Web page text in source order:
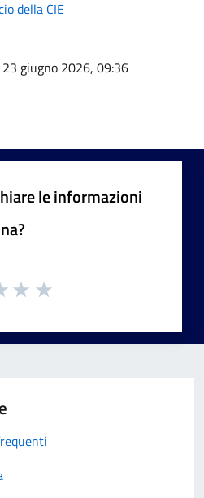
della CIE
23 giugno 2026, 09:36
le informazioni